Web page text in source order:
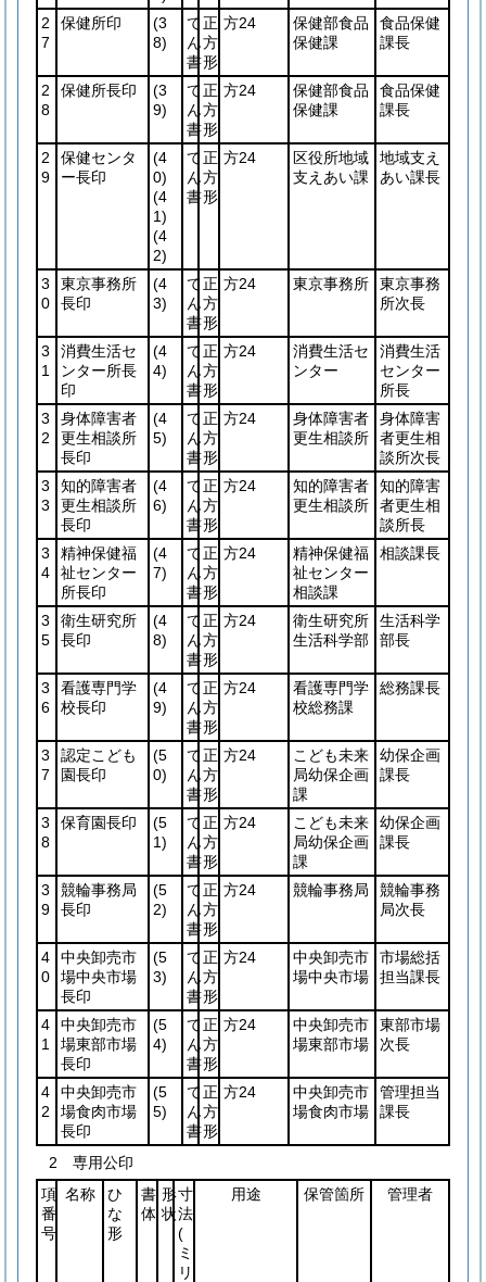
2
7
保健所印
(3
8)
て
ん
書
正
方
形
方24
保健部食品
保健課
食品保健
課長
2
8
保健所長印
(3
9)
て
ん
書
正
方
形
方24
保健部食品
保健課
食品保健
課長
2
9
保健センタ
ー長印
(4
0)
(4
1)
(4
2)
て
ん
書
正
方
形
方24
区役所地域
支えあい課
地域支え
あい課長
3
0
東京事務所
長印
(4
3)
て
ん
書
正
方
形
方24 東京事務所
東京事務
所次長
3
1
消費生活セ
ンター所長
印
(4
4)
て
ん
書
正
方
形
方24
消費生活セ
ンター
消費生活
センター
所長
3
2
身体障害者
更生相談所
長印
(4
5)
て
ん
書
正
方
形
方24
身体障害者
更生相談所
身体障害
者更生相
談所次長
3
3
知的障害者
更生相談所
長印
(4
6)
て
ん
書
正
方
形
方24
知的障害者
更生相談所
知的障害
者更生相
談所長
3
4
精神保健福
祉センター
所長印
(4
7)
て
ん
書
正
方
形
方24
精神保健福
祉センター
相談課
相談課長
3
5
衛生研究所
長印
(4
8)
て
ん
書
正
方
形
方24
衛生研究所
生活科学部
生活科学
部長
3
6
看護専門学
校長印
(4
9)
て
ん
書
正
方
形
方24
看護専門学
校総務課
総務課長
3
7
認定こども
園長印
(5
0)
て
ん
書
正
方
形
方24
こども未来
局幼保企画
課
幼保企画
課長
3
8
保育園長印
(5
1)
て
ん
書
正
方
形
方24
こども未来
局幼保企画
課
幼保企画
課長
3
9
競輪事務局
長印
(5
2)
て
ん
書
正
方
形
方24 競輪事務局
競輪事務
局次長
4
0
中央卸売市
場中央市場
長印
(5
3)
て
ん
書
正
方
形
方24
中央卸売市
場中央市場
市場総括
担当課長
4
1
中央卸売市
場東部市場
長印
(5
4)
て
ん
書
正
方
形
方24
中央卸売市
場東部市場
東部市場
次長
4
2
中央卸売市
場食肉市場
長印
(5
5)
て
ん
書
正
方
形
方24
中央卸売市
場食肉市場
管理担当
課長
2 専用公印
項
番
号
名称
ひ
な
形
書
体
形
状
寸
法
(
ミ
リ
用途 保管箇所 管理者